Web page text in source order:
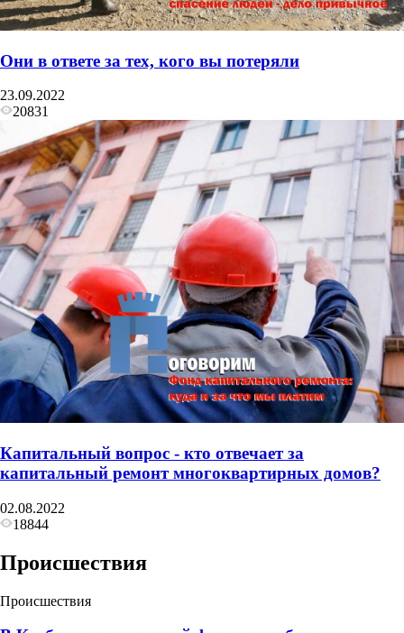
Они в ответе за тех, кого вы потеряли
23.09.2022
20831
Капитальный вопрос - кто отвечает за
капитальный ремонт многоквартирных домов?
02.08.2022
18844
Происшествия
Происшествия